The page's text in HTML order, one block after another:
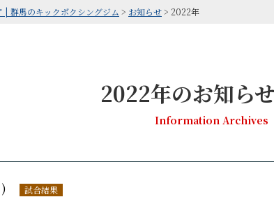
| 群馬のキックボクシングジム > お知らせ> 2022年
2022年のお知ら
Information Archives
試合結果